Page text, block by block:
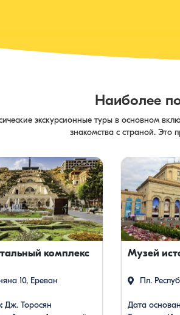
Наиболее
экскурсионные туры в основном
знакомства с страной. Это
комплекс
10, Ереван
Дж. Торосян
Музей
Пл.
Дата